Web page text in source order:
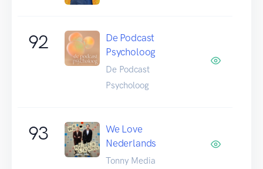
92
De Podcast
Psycholoog
De Podcast
Psycholoog
93
We Love
Nederlands
Tonny Media